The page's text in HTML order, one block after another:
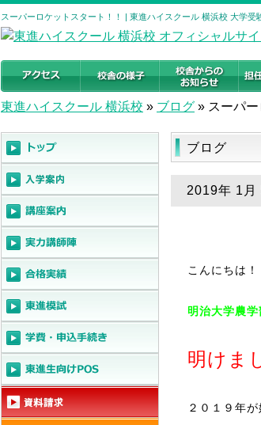
スーパーロケットスタート！！ | 東進ハイスクール 横浜校 大学受
東進ハイスクール 横浜校 » ブログ » スーパ
ブログ
2019年 1月
こんにちは！
明治大学農学
明けま
２０１９年